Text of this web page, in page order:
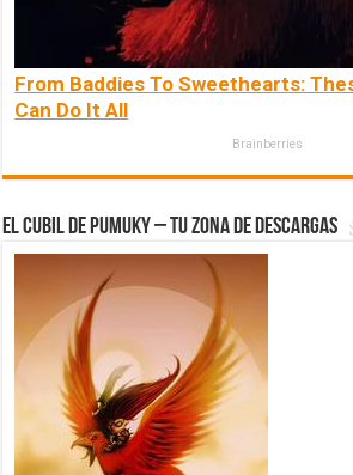
From Baddies To Sweethearts:
Can Do It All
Brainberries
El Cubil de Pumuky – Tu zona de Descargas